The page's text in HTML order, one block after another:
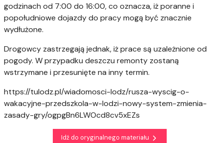
godzinach od 7:00 do 16:00, co oznacza, iż poranne i
popołudniowe dojazdy do pracy mogą być znacznie
wydłużone.
Drogowcy zastrzegają jednak, iż prace są uzależnione od
pogody. W przypadku deszczu remonty zostaną
wstrzymane i przesunięte na inny termin.
https://tulodz.pl/wiadomosci-lodz/rusza-wyscig-o-
wakacyjne-przedszkola-w-lodzi-nowy-system-zmienia-
zasady-gry/ogpgBn6LWOcd8cv5xEZs
Idź do oryginalnego materiału